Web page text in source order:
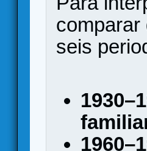
comparar
seis